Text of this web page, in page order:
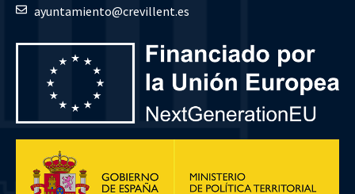
ayuntamiento@crevillent.es